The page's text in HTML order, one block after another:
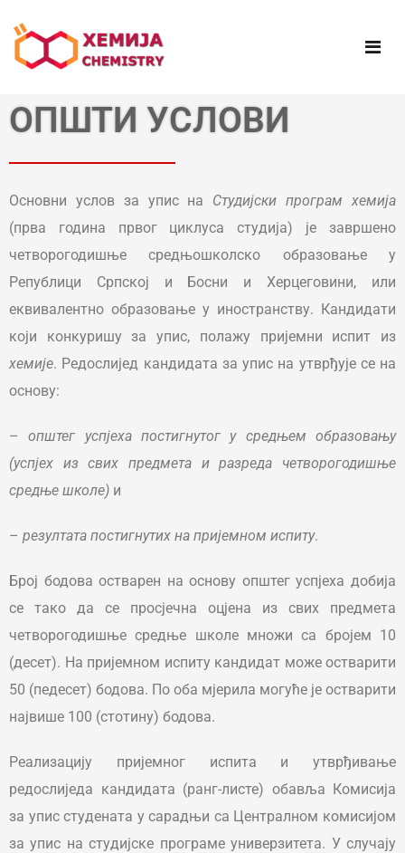
ОПШТИ УСЛОВИ
Основни услов за упис на Студијски програм хемија
(прва година првог циклуса студија) је завршено
четворогодишње средњошколско образовање у
Републици Српској и Босни и Херцеговини, или
еквивалентно образовање у иностранству. Кандидати
који конкуришу за упис, полажу пријемни испит из
хемије. Редослијед кандидата за упис на утврђује се на
основу:
–општег успјеха постигнутог у средњем образовању
(успјех из свих предмета и разреда четворогодишње
средње школе) и
– резултата постигнутих на пријемном испиту.
Број бодова остварен на основу општег успјеха добија
се тако да се просјечна оцјена из свих предмета
четворогодишње средње школе множи са бројем 10
(десет). На пријемном испиту кандидат може остварити
50 (педесет) бодова. По оба мјерила могуће је остварити
највише 100 (стотину) бодова.
Реализацију пријемног испита и утврђивање
редослиједа кандидата (ранг-листе) обавља Комисија
за упис студената у сарадњи са Централном комисијом
за упис на студијске програме универзитета. У случају